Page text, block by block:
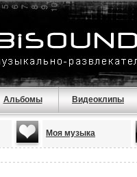
Альбомы Видеоклипы
Моя музыка